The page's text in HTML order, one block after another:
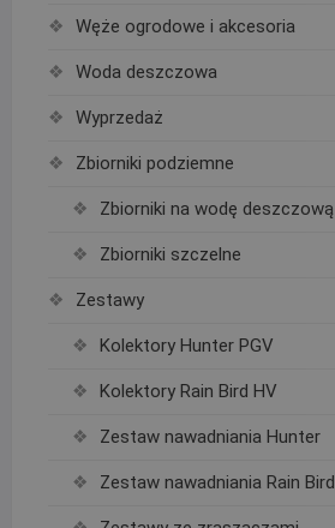
Węże ogrodowe i akcesoria
Woda deszczowa
Wyprzedaż
Zbiorniki podziemne
Zbiorniki na wodę deszczową
Zbiorniki szczelne
Zestawy
Kolektory Hunter PGV
Kolektory Rain Bird HV
Zestaw nawadniania Hunter
Zestaw nawadniania Rain Bird